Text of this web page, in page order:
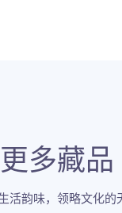
更多藏品
活韵味，领略文化的